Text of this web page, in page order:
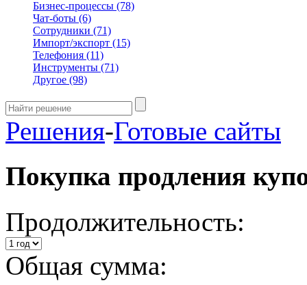
Бизнес-процессы (78)
Чат-боты (6)
Сотрудники (71)
Импорт/экспорт (15)
Телефония (11)
Инструменты (71)
Другое (98)
Решения-Готовые сайты
Покупка продления
Продолжительность:
Общая сумма: